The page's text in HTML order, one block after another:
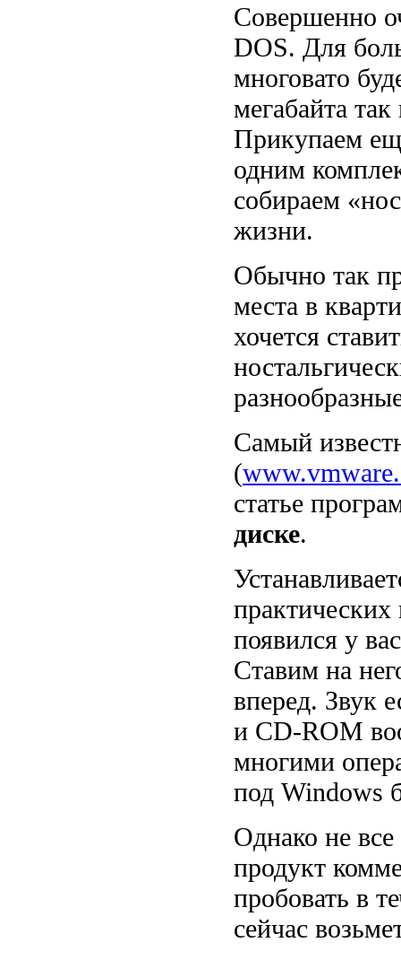
Совершенно
DOS. Для
многовато
мегабайта
Прикупаем
одним
собираем
жизни.
Обычно так
места в
хочется
Самый
(
статье
диске.
появился у
Ставим на
вперед. Звук
и CD-ROM
многими
под Windows
Однако не
продукт
пробовать в
сейчас